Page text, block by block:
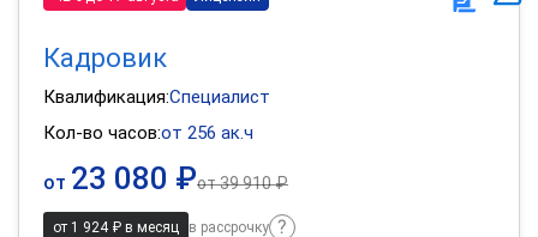
Кадровик
Квалификация:Специалист
Кол-во часов:от 256 ак.ч
от 23 080 ₽от39 910 ₽
от 1 924 ₽ в месяц в рассрочку